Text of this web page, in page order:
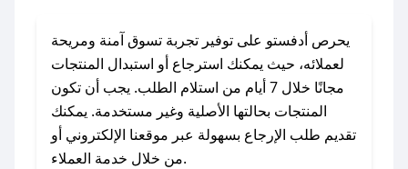
### كيف تحصل على كوبونات خصم حصرية من
أدفستو؟
للحصول على كوبونات وخصومات حصرية، قم بما
يلي:
- اضغط على أيقونة متابعة لمتجر أدفستو في تطبيق
صحصح.
يحرص أدفستو على توفير تجربة تسوق آمنة ومريحة
لعملائه، حيث يمكنك استرجاع أو استبدال المنتجات
مجانًا خلال 7 أيام من استلام الطلب. يجب أن تكون
المنتجات بحالتها الأصلية وغير مستخدمة. يمكنك
تقديم طلب الإرجاع بسهولة عبر موقعنا الإلكتروني أو
من خلال خدمة العملاء.